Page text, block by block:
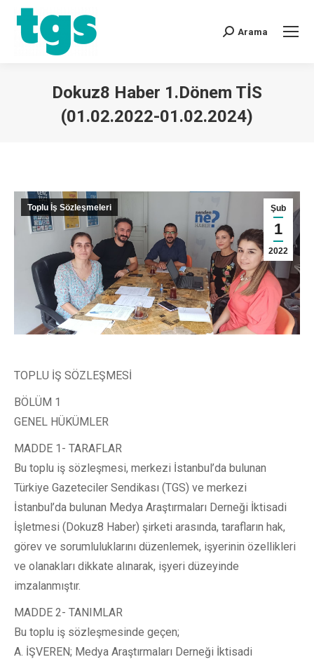
Arama
Dokuz8 Haber 1.Dönem TİS
(01.02.2022-01.02.2024)
Şub
1
2022
Toplu İş Sözleşmeleri
TOPLU İŞ SÖZLEŞMESİ
BÖLÜM 1
GENEL HÜKÜMLER
MADDE 1- TARAFLAR
Bu toplu iş sözleşmesi, merkezi İstanbul’da bulunan
Türkiye Gazeteciler Sendikası (TGS) ve merkezi
İstanbul’da bulunan Medya Araştırmaları Derneği İktisadi
İşletmesi (Dokuz8 Haber) şirketi arasında, tarafların hak,
görev ve sorumluluklarını düzenlemek, işyerinin özellikleri
ve olanakları dikkate alınarak, işyeri düzeyinde
imzalanmıştır.
MADDE 2- TANIMLAR
Bu toplu iş sözleşmesinde geçen;
A. İŞVEREN; Medya Araştırmaları Derneği İktisadi